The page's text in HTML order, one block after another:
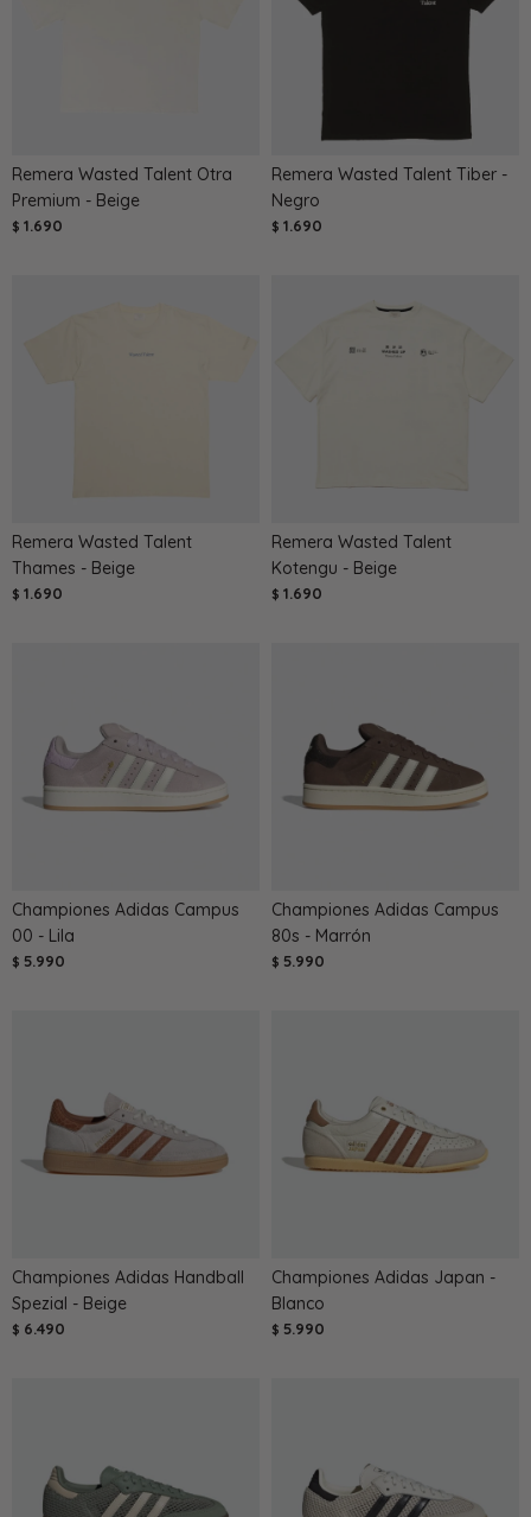
Remera Wasted Talent Otra
Premium - Beige
$ 1.690
Remera Wasted Talent Tiber -
Negro
$ 1.690
Remera Wasted Talent
Thames - Beige
$ 1.690
Remera Wasted Talent
Kotengu - Beige
$ 1.690
Championes Adidas Campus
00 - Lila
$ 5.990
Championes Adidas Campus
80s - Marrón
$ 5.990
Championes Adidas Handball
Spezial - Beige
$ 6.490
Championes Adidas Japan -
Blanco
$ 5.990